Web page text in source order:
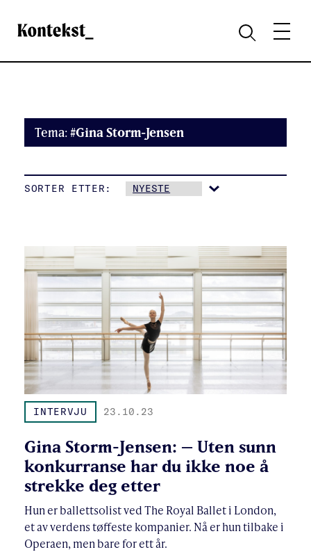
Kontekst
SØKMENY
Tema:#Gina Storm-Jensen
SORTER ETTER:
INTERVJU 23.10.23
Gina Storm-Jensen: – Uten sunn
konkurranse har du ikke noe å
strekke deg etter
Hun er ballettsolist ved The Royal Ballet i London,
et av verdens tøffeste kompanier. Nå er hun tilbake i
Operaen, men bare for ett år.